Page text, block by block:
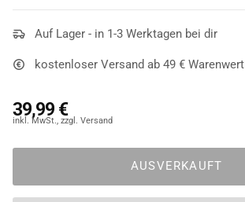
Auf Lager - in 1-3 Werktagen bei dir
kostenloser Versand ab 49 € Warenwert
39,99 €
AUSVERKAUFT